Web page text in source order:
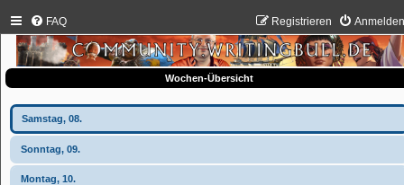
FAQ Registrieren
Wochen-Übersicht
Samstag, 08.
Sonntag, 09.
Montag, 10.